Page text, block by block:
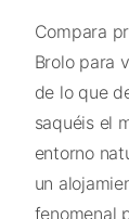
Compara
Brolo para
de lo que
saquéis el
entorno
un
fenomenal